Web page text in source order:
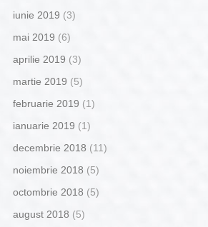
iunie 2019 (3)
mai 2019 (6)
aprilie 2019 (3)
martie 2019 (5)
februarie 2019 (1)
ianuarie 2019 (1)
decembrie 2018 (11)
noiembrie 2018 (5)
octombrie 2018 (5)
august 2018 (5)